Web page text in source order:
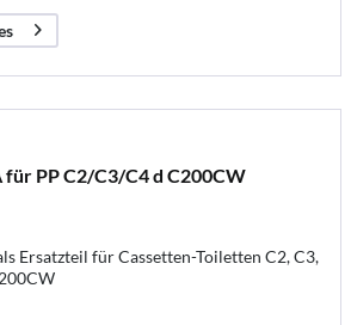
für PP C2/C3/C4 d C200CW
Ersatzteil für Cassetten-Toiletten C2, C3,